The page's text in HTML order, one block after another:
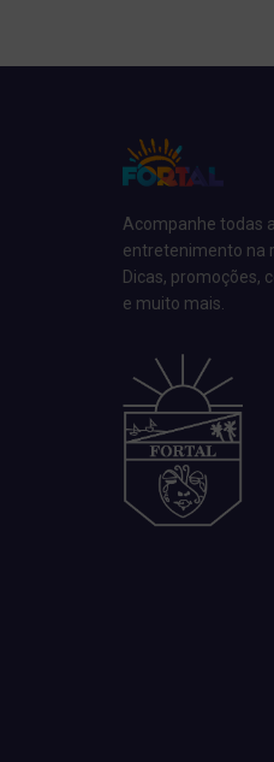
Acompanhe todas
entretenimento na
Dicas, promoções,
e muito mais.